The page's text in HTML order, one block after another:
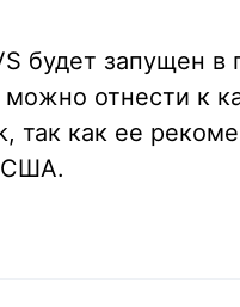
будет запущен в
отнести к
так как ее
США.